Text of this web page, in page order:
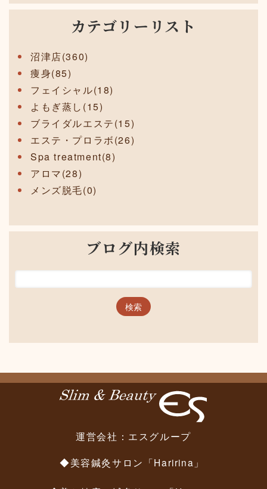
カテゴリーリスト
沼津店(360)
痩身(85)
フェイシャル(18)
よもぎ蒸し(15)
ブライダルエステ(15)
エステ・プロラボ(26)
Spa treatment(8)
アロマ(28)
メンズ脱毛(0)
ブログ内検索
運営会社： エスグループ
◆美容鍼灸サロン「Haririna」